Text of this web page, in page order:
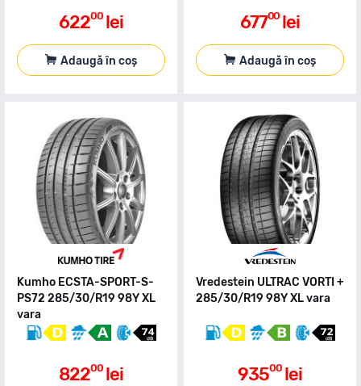
62200 lei
Adaugă în coș
67700 lei
Adaugă în coș
Kumho ECSTA-SPORT-S-
PS72 285/30/R19 98Y XL
vara
82200 lei
Vredestein ULTRAC VORTI +
285/30/R19 98Y XL vara
93500 lei